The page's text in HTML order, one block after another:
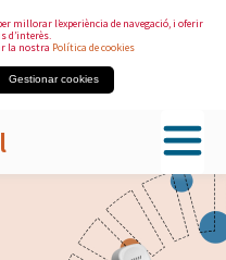
millorar l’experiència de navegació, i oferir
d’interès.
la nostra Política de cookies
Gestionar cookies